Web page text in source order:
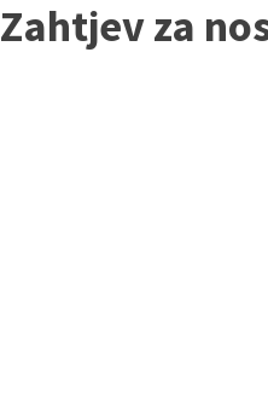
Zahtjev za